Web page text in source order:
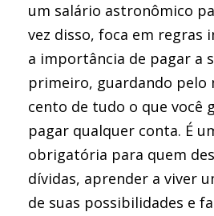
um salário astronômico
vez disso, foca em regras
a importância de pagar a
primeiro, guardando pelo
cento de tudo o que você
pagar qualquer conta. É
obrigatória para quem
dívidas, aprender a viver
de suas possibilidades e